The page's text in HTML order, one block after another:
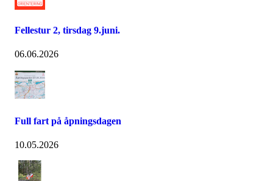
Fellestur 2, tirsdag 9.juni.
06.06.2026
Full fart på åpningsdagen
10.05.2026